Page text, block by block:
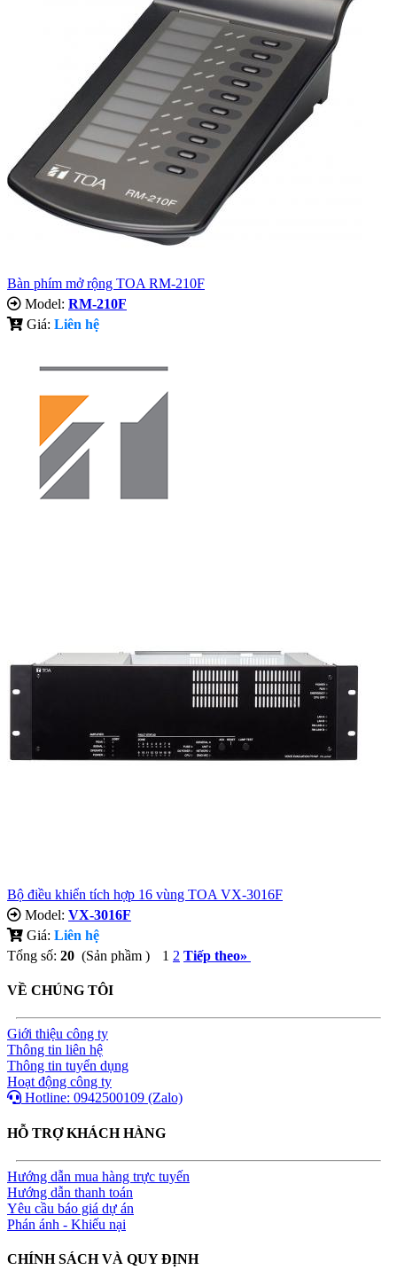
Bàn phím mở rộng TOA RM-210F
Model: RM-210F
Giá: Liên hệ
Bộ điều khiển tích hợp 16 vùng TOA VX-3016F
Model: VX-3016F
Giá: Liên hệ
Tổng số: 20 (Sản phầm ) 1 2 Tiếp theo»
VỀ CHÚNG TÔI
Giới thiệu công ty
Thông tin liên hệ
Thông tin tuyển dụng
Hoạt động công ty
Hotline: 0942500109 (Zalo)
HỖ TRỢ KHÁCH HÀNG
Hướng dẫn mua hàng trực tuyến
Hướng dẫn thanh toán
Yêu cầu báo giá dự án
Phán ánh - Khiếu nại
CHÍNH SÁCH VÀ QUY ĐỊNH